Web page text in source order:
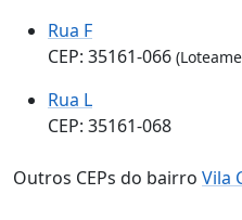
Rua F
CEP: 35161-066
Rua L
CEP: 35161-068
Outros CEPs do bairro Vila